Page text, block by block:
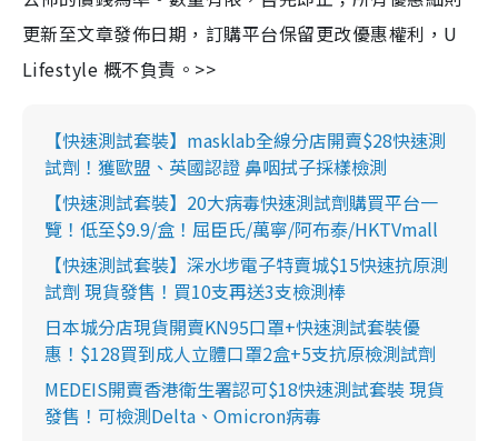
更新至文章發佈日期，訂購平台保留更改優惠權利，U
Lifestyle 概不負責。>>
【快速測試套裝】masklab全線分店開賣$28快速測
試劑！獲歐盟、英國認證 鼻咽拭子採樣檢測
【快速測試套裝】20大病毒快速測試劑購買平台一
覽！低至$9.9/盒！屈臣氏/萬寧/阿布泰/HKTVmall
【快速測試套裝】深水埗電子特賣城$15快速抗原測
試劑 現貨發售！買10支再送3支檢測棒
日本城分店現貨開賣KN95口罩+快速測試套裝優
惠！$128買到成人立體口罩2盒+5支抗原檢測試劑
MEDEIS開賣香港衛生署認可$18快速測試套裝 現貨
發售！可檢測Delta、Omicron病毒